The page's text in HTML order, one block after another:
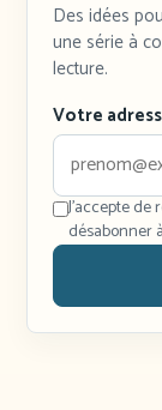
Des idées
une série à
lecture.
Votre
J'accepte de
désabonner